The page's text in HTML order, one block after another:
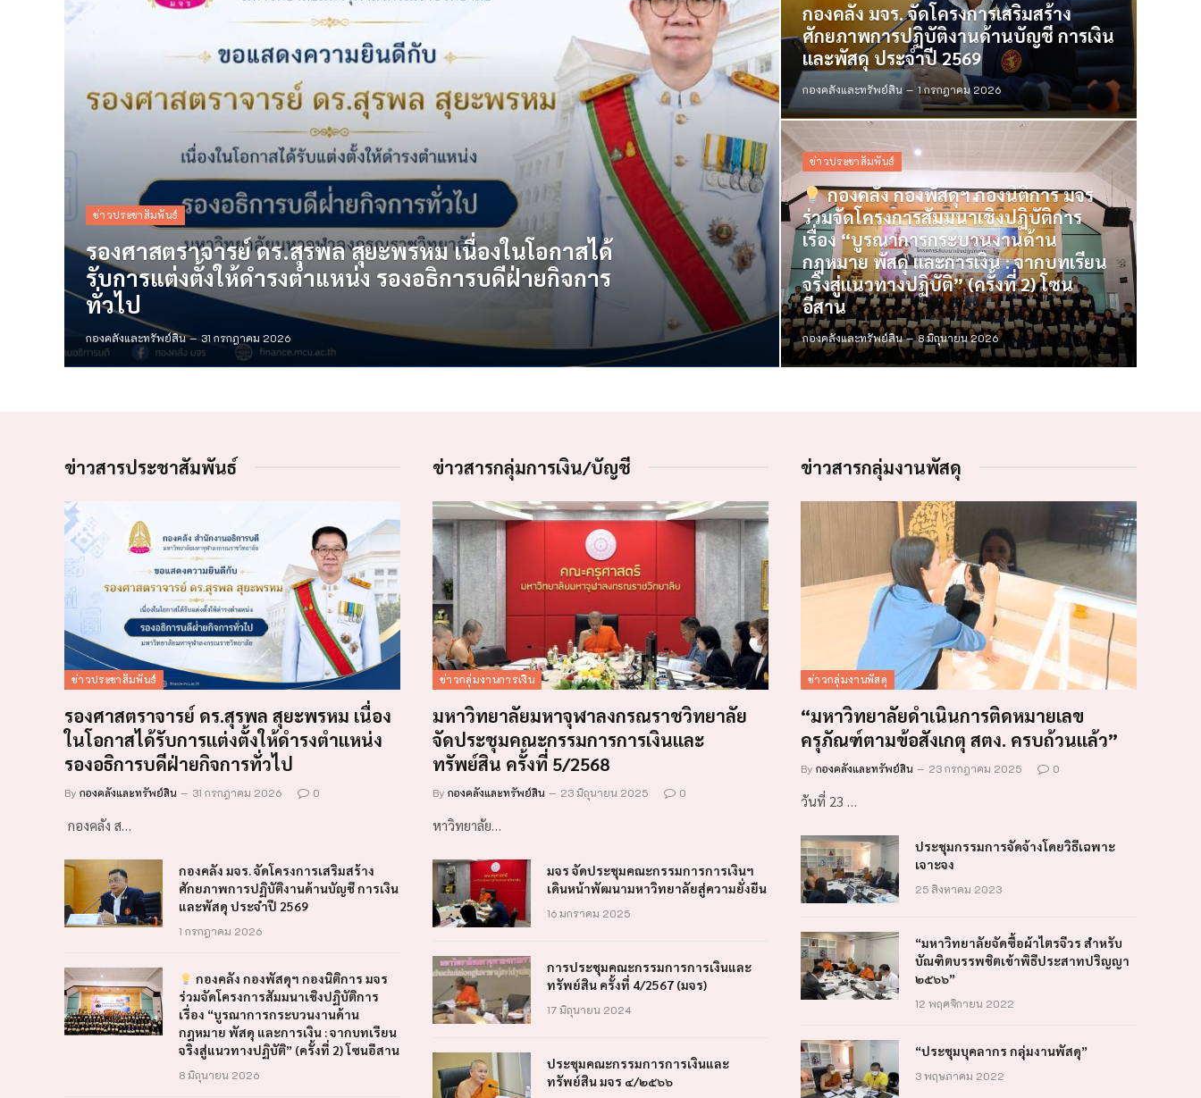
ข่าวประชาสัมพันธ์
รองศาสตราจารย์ ดร.สุรพล สุยะพรหม เนื่องในโอกาสได้
รับการแต่งตั้งให้ดำรงตำแหน่ง รองอธิการบดีฝ่ายกิจการ
ทั่วไป
กองคลังและทรัพย์สิน 31 กรกฎาคม 2026
กองคลัง มจร. จัดโครงการเสริมสร้าง
ศักยภาพการปฏิบัติงานด้านบัญชี การเงิน
และพัสดุ ประจำปี 2569
กองคลังและทรัพย์สิน 1 กรกฎาคม 2026
ข่าวประชาสัมพันธ์
กองคลัง กองพัสดุฯ กองนิติการ มจร
ร่วมจัดโครงการสัมมนาเชิงปฏิบัติการ
เรื่อง “บูรณาการกระบวนงานด้าน
กฎหมาย พัสดุ และการเงิน : จากบทเรียน
จริงสู่แนวทางปฏิบัติ” (ครั้งที่ 2) โซน
อีสาน
กองคลังและทรัพย์สิน 8 มิถุนายน 2026
ข่าวสารประชาสัมพันธ์
ข่าวประชาสัมพันธ์
รองศาสตราจารย์ ดร.สุรพล สุยะพรหม เนื่อง
ในโอกาสได้รับการแต่งตั้งให้ดำรงตำแหน่ง
รองอธิการบดีฝ่ายกิจการทั่วไป
By กองคลังและทรัพย์สิน 31 กรกฎาคม 2026 0
กองคลัง ส…
กองคลัง มจร. จัดโครงการเสริมสร้าง
ศักยภาพการปฏิบัติงานด้านบัญชี การเงิน
และพัสดุ ประจำปี 2569
1 กรกฎาคม 2026
กองคลัง กองพัสดุฯ กองนิติการ มจร
ร่วมจัดโครงการสัมมนาเชิงปฏิบัติการ
เรื่อง “บูรณาการกระบวนงานด้าน
กฎหมาย พัสดุ และการเงิน : จากบทเรียน
จริงสู่แนวทางปฏิบัติ” (ครั้งที่ 2) โซนอีสาน
8 มิถุนายน 2026
ข่าวสารกลุ่มการเงิน/บัญชี
ข่าวกลุ่มงานการเงิน
มหาวิทยาลัยมหาจุฬาลงกรณราชวิทยาลัย
จัดประชุมคณะกรรมการการเงินและ
ทรัพย์สิน ครั้งที่ 5/2568
By กองคลังและทรัพย์สิน 23 มิถุนายน 2025 0
หาวิทยาลัย…
มจร จัดประชุมคณะกรรมการการเงินฯ
เดินหน้าพัฒนามหาวิทยาลัยสู่ความยั่งยืน
16 มกราคม 2025
การประชุมคณะกรรมการการเงินและ
ทรัพย์สิน ครั้งที่ 4/2567 (มจร)
17 มิถุนายน 2024
ประชุมคณะกรรมการการเงินและ
ทรัพย์สิน มจร ๔/๒๕๖๖
ข่าวสารกลุ่มงานพัสดุ
ข่าวกลุ่มงานพัสดุ
“มหาวิทยาลัยดำเนินการติดหมายเลข
ครุภัณฑ์ตามข้อสังเกตุ สตง. ครบถ้วนแล้ว”
By กองคลังและทรัพย์สิน 23 กรกฎาคม 2025 0
วันที่ 23 …
ประชุมกรรมการจัดจ้างโดยวิธีเฉพาะ
เจาะจง
25 สิงหาคม 2023
“มหาวิทยาลัยจัดซื้อผ้าไตรจีวร สำหรับ
บัณฑิตบรรพชิตเข้าพิธีประสาทปริญญา
๒๕๖๖”
12 พฤศจิกายน 2022
“ประชุมบุคลากร กลุ่มงานพัสดุ”
3 พฤษภาคม 2022